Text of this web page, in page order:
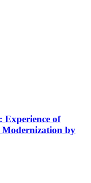
Experience of
Modernization by